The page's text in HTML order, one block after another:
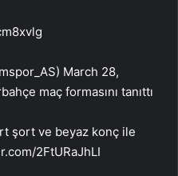
March 28,
maç formasını tanıttı
şort ve beyaz konç ile
2FtURaJhLI